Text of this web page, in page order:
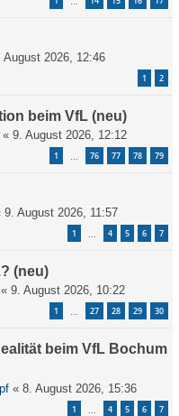
August 2026, 12:46
1 2
beim VfL (neu)
« 9. August 2026, 12:12
1 76 77 78 79
9. August 2026, 11:57
1 4 5 6 7
(neu)
9. August 2026, 10:22
1 27 28 29 30
beim VfL Bochum
« 8. August 2026, 15:36
1 4 5 6 7